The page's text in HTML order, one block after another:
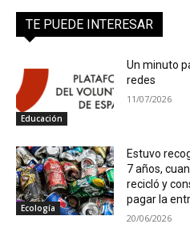
TE PUEDE INTERESAR
Educación
Un minuto
redes
11/07/2026
Ecología
Estuvo
7 años,
recicló y
pagar la
20/06/2026